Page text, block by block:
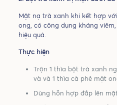
Mặt nạ trà xanh khi kết hợp
ong, có công dụng kháng
hiệu quả.
Thực hiện
Trộn 1 thìa bột trà xanh
và và 1 thìa cà phê mật
Dùng hỗn hợp đắp lên